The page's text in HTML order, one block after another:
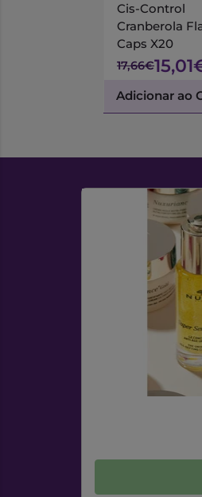
Cis-Control
Cranberola
Caps X20
17,66€
Adicionar ao